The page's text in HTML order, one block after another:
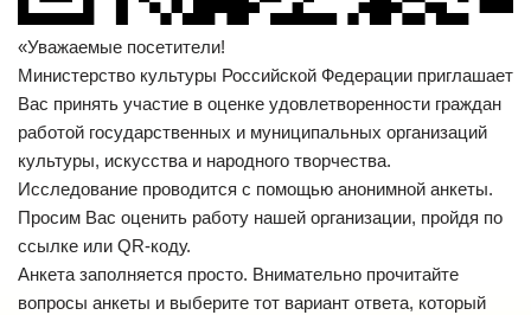
«Уважаемые посетители!
Министерство культуры Российской Федерации приглашает
Вас принять участие в оценке удовлетворенности граждан
работой государственных и муниципальных организаций
культуры, искусства и народного творчества.
Исследование проводится с помощью анонимной анкеты.
Просим Вас оценить работу нашей организации, пройдя по
ссылке или QR-коду.
Анкета заполняется просто. Внимательно прочитайте
вопросы анкеты и выберите тот вариант ответа, который